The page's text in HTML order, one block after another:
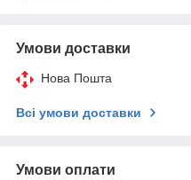
Умови доставки
Нова Пошта
Всі умови доставки
Умови оплати